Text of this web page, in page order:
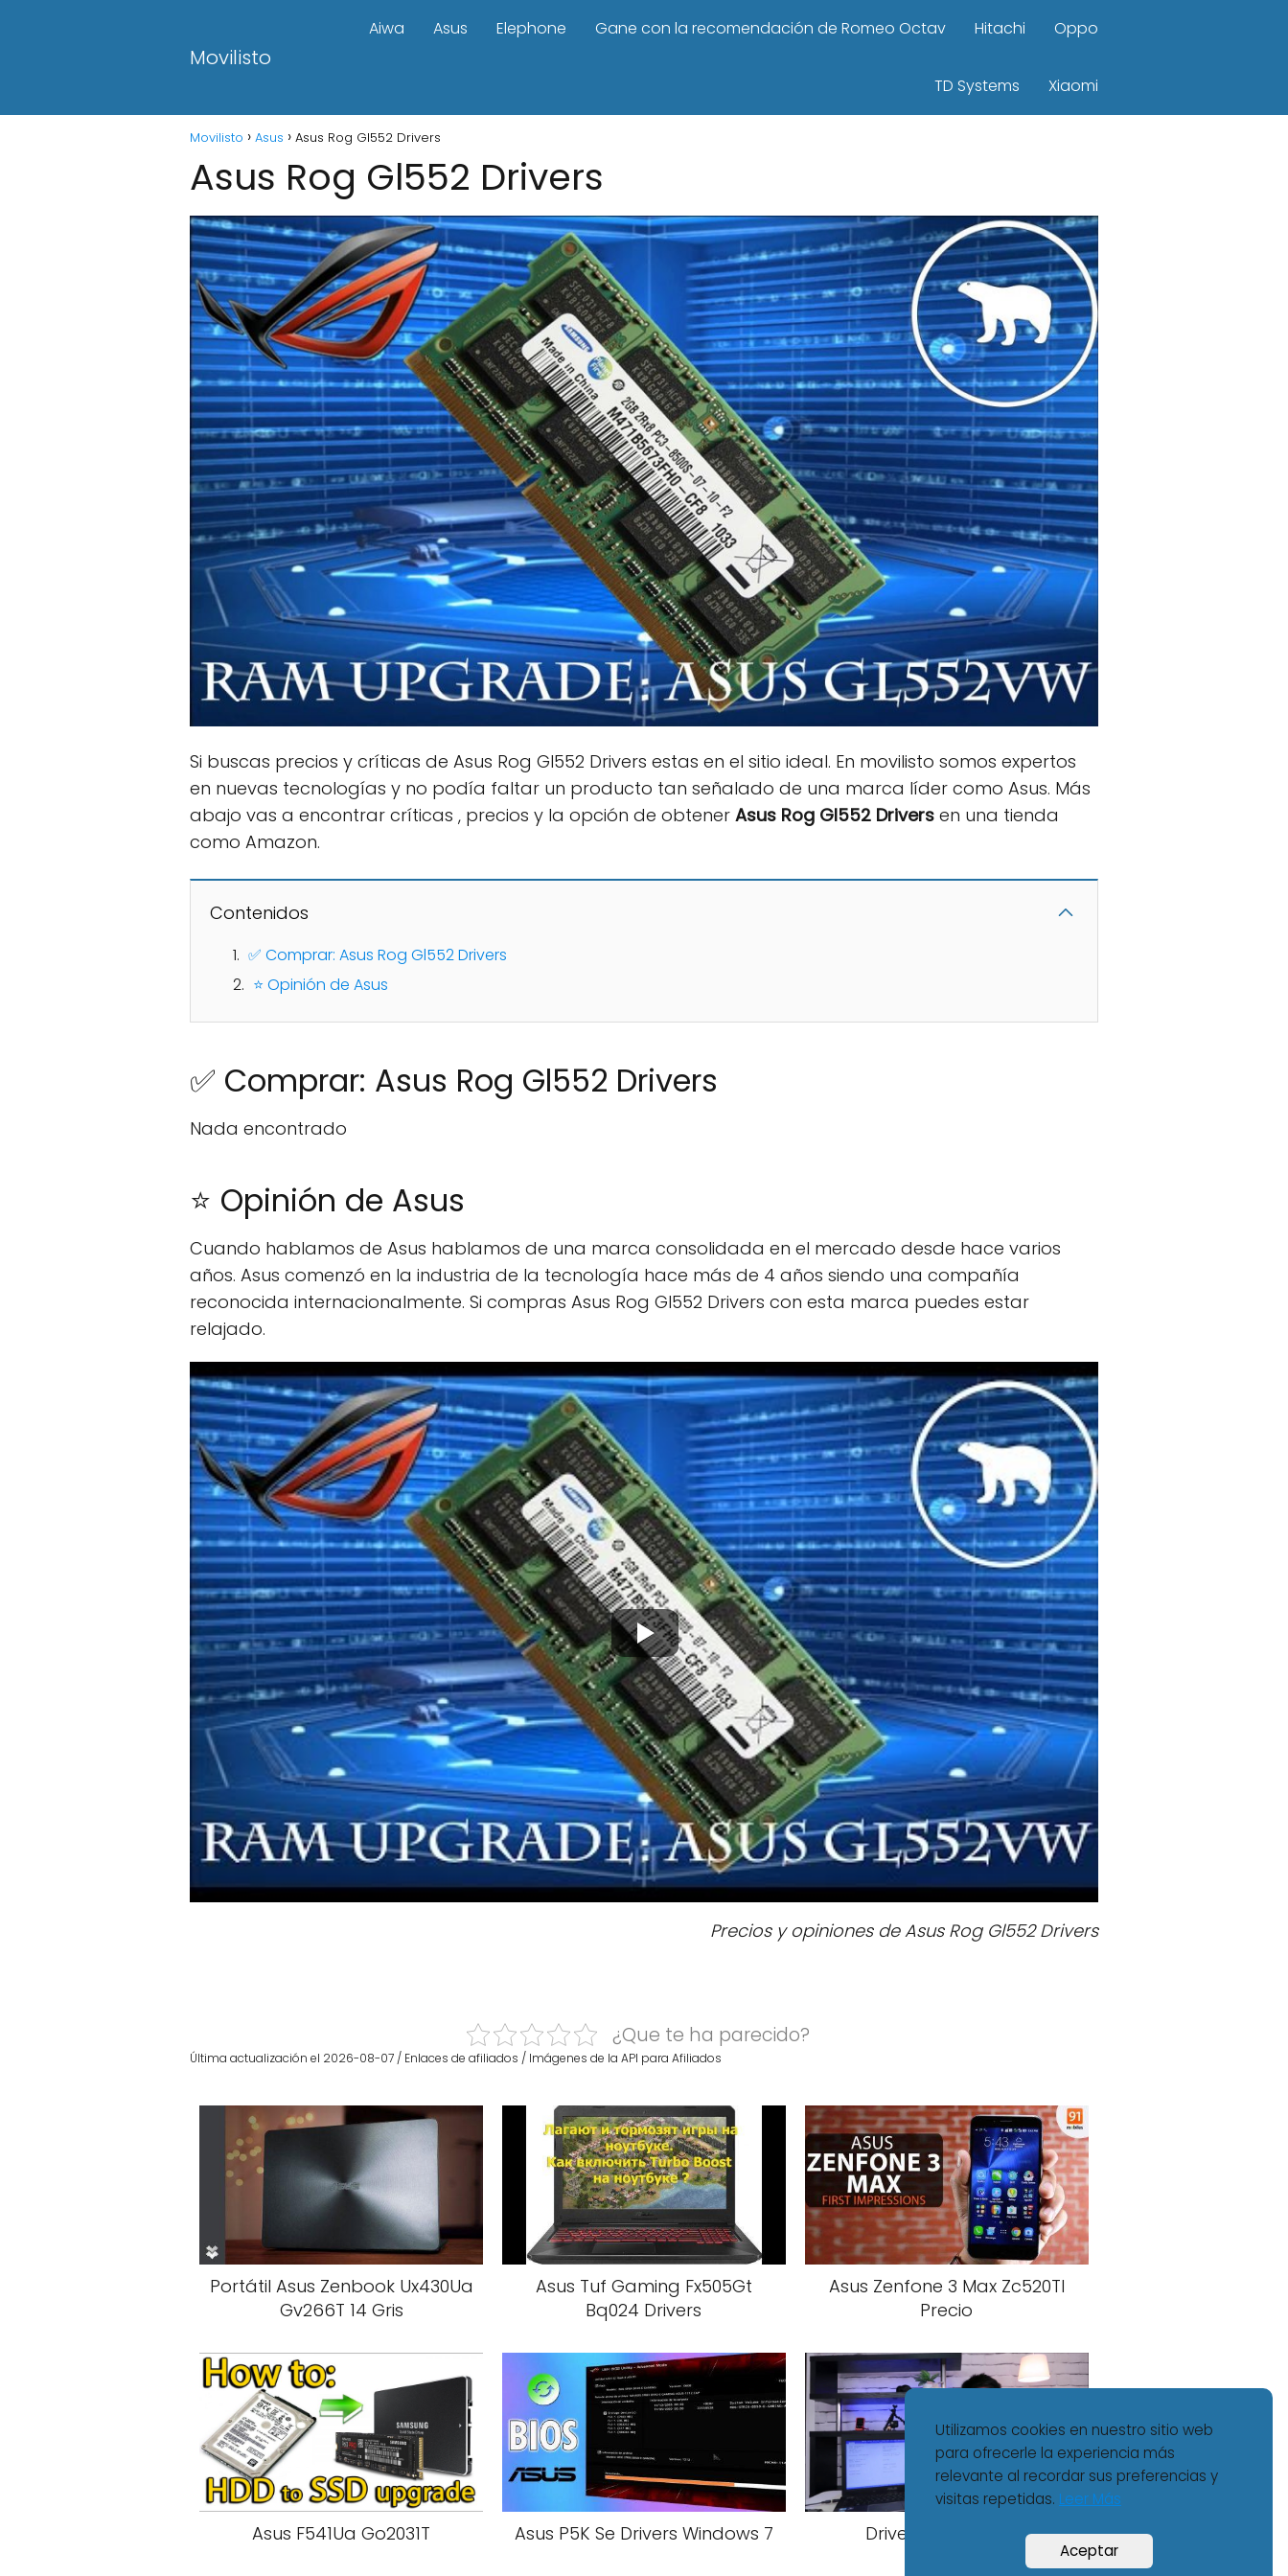
Movilisto
Aiwa Asus Elephone Gane con la recomendación de Romeo Octav Hitachi Oppo
TD Systems Xiaomi
Movilisto Asus Asus Rog Gl552 Drivers
Asus Rog Gl552 Drivers
Si buscas precios y críticas de Asus Rog Gl552 Drivers estas en el sitio ideal. En movilisto somos expertos
en nuevas tecnologías y no podía faltar un producto tan señalado de una marca líder como Asus. Más
abajo vas a encontrar críticas , precios y la opción de obtener Asus Rog Gl552 Drivers en una tienda
como Amazon.
Contenidos
✅ Comprar: Asus Rog Gl552 Drivers
⭐ Opinión de Asus
✅ Comprar: Asus Rog Gl552 Drivers
Nada encontrado
⭐ Opinión de Asus
Cuando hablamos de Asus hablamos de una marca consolidada en el mercado desde hace varios
años. Asus comenzó en la industria de la tecnología hace más de 4 años siendo una compañía
reconocida internacionalmente. Si compras Asus Rog Gl552 Drivers con esta marca puedes estar
relajado.
Precios y opiniones de Asus Rog Gl552 Drivers
¿Que te ha parecido?
Última actualización el 2026-08-07 / Enlaces de afiliados / Imágenes de la API para Afiliados
Portátil Asus Zenbook Ux430Ua
Gv266T 14 Gris
Asus Tuf Gaming Fx505Gt
Bq024 Drivers
Asus Zenfone 3 Max Zc520Tl
Precio
Asus F541Ua Go2031T Asus P5K Se Drivers Windows 7 Driver Asus X200Ca
Utilizamos cookies en nuestro sitio web
para ofrecerle la experiencia más
relevante al recordar sus preferencias y
visitas repetidas. Leer Más
Aceptar